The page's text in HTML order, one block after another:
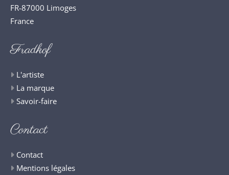
FR-87000 Limoges
France
Fradkof
L'artiste
La marque
Savoir-faire
Contact
Contact
Mentions légales